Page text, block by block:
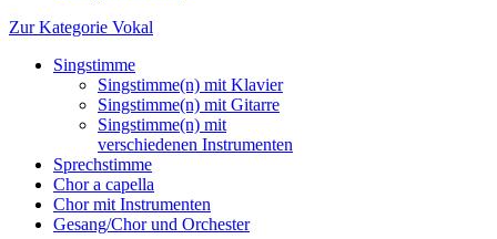
Zur Kategorie Vokal
Singstimme
Singstimme(n) mit Klavier
Singstimme(n) mit Gitarre
Singstimme(n) mit
verschiedenen Instrumenten
Sprechstimme
Chor a capella
Chor mit Instrumenten
Gesang/Chor und Orchester